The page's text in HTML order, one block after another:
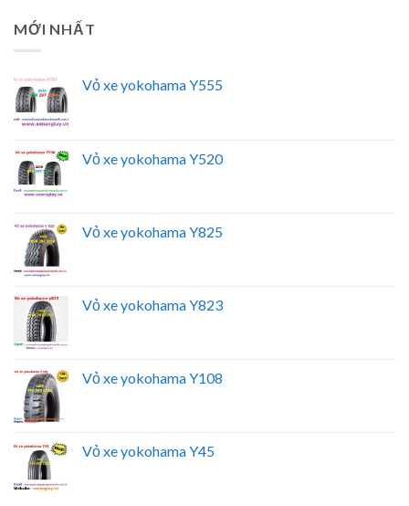
MỚI NHẤT
Vỏ xe yokohama Y555
Vỏ xe yokohama Y520
Vỏ xe yokohama Y825
Vỏ xe yokohama Y823
Vỏ xe yokohama Y108
Vỏ xe yokohama Y45